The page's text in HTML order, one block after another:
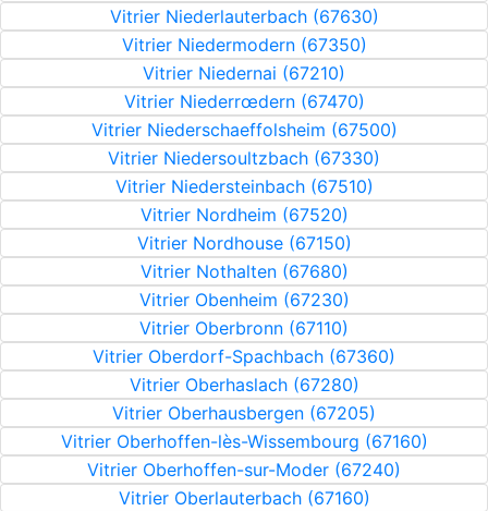
Vitrier Niederlauterbach (67630)
Vitrier Niedermodern (67350)
Vitrier Niedernai (67210)
Vitrier Niederrœdern (67470)
Vitrier Niederschaeffolsheim (67500)
Vitrier Niedersoultzbach (67330)
Vitrier Niedersteinbach (67510)
Vitrier Nordheim (67520)
Vitrier Nordhouse (67150)
Vitrier Nothalten (67680)
Vitrier Obenheim (67230)
Vitrier Oberbronn (67110)
Vitrier Oberdorf-Spachbach (67360)
Vitrier Oberhaslach (67280)
Vitrier Oberhausbergen (67205)
Vitrier Oberhoffen-lès-Wissembourg (67160)
Vitrier Oberhoffen-sur-Moder (67240)
Vitrier Oberlauterbach (67160)